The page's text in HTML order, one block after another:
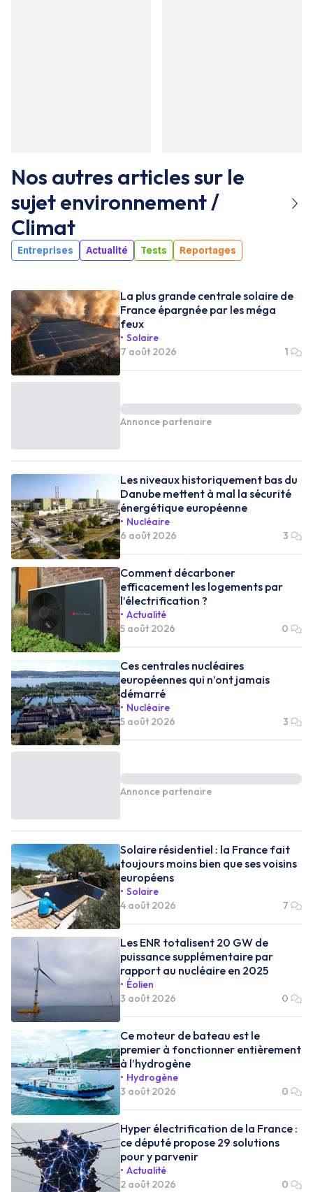
Nos autres articles sur le
sujetenvironnement /
Climat
Entreprises Actualité Tests Reportages
La plus grande centrale solaire de
France épargnée par les méga
feux
Solaire
7 août 2026
1
Annonce partenaire
Les niveaux historiquement bas du
Danube mettent à mal la sécurité
énergétique européenne
Nucléaire
6 août 2026
3
Comment décarboner
efficacement les logements par
l’électrification ?
Actualité
5 août 2026
0
Ces centrales nucléaires
européennes qui n’ont jamais
démarré
Nucléaire
5 août 2026
3
Annonce partenaire
Solaire résidentiel : la France fait
toujours moins bien que ses voisins
européens
Solaire
4 août 2026
7
Les ENR totalisent 20 GW de
puissance supplémentaire par
rapport au nucléaire en 2025
Éolien
3 août 2026
0
Ce moteur de bateau est le
premier à fonctionner entièrement
à l’hydrogène
Hydrogène
3 août 2026
0
Hyper électrification de la France :
ce député propose 29 solutions
pour y parvenir
Actualité
2 août 2026
0